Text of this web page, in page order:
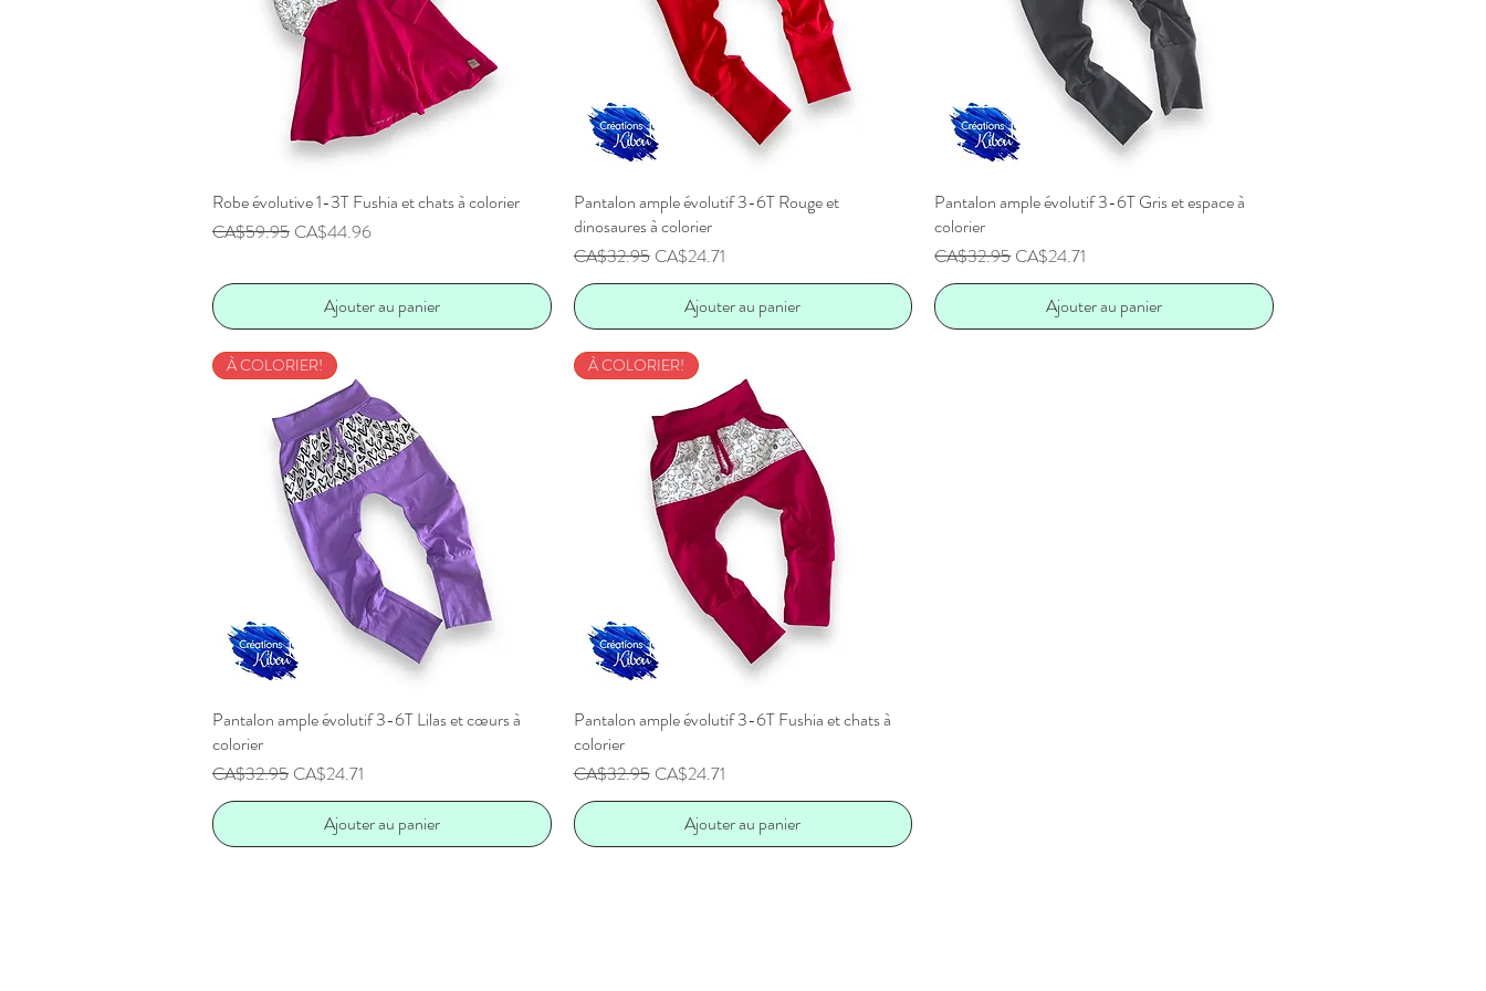
Aperçu rapide
Robe évolutive 1-3T Fushia et chats à colorier
Prix original
CA$59.95 Prix promotionnel
CA$44.96
Ajouter au panier
Aperçu rapide
Pantalon ample évolutif 3-6T Rouge et
dinosaures à colorier
Prix original
CA$32.95 Prix promotionnel
CA$24.71
Ajouter au panier
Aperçu rapide
Pantalon ample évolutif 3-6T Gris et espace à
colorier
Prix original
CA$32.95 Prix promotionnel
CA$24.71
Ajouter au panier
Aperçu rapide
À COLORIER!
Pantalon ample évolutif 3-6T Lilas et cœurs à
colorier
Prix original
CA$32.95 Prix promotionnel
CA$24.71
Ajouter au panier
Aperçu rapide
À COLORIER!
Pantalon ample évolutif 3-6T Fushia et chats à
colorier
Prix original
CA$32.95 Prix promotionnel
CA$24.71
Ajouter au panier